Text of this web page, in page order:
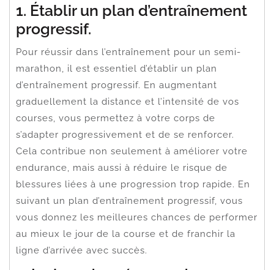
1. Établir un plan d’entraînement
progressif.
Pour réussir dans l’entraînement pour un semi-
marathon, il est essentiel d’établir un plan
d’entraînement progressif. En augmentant
graduellement la distance et l’intensité de vos
courses, vous permettez à votre corps de
s’adapter progressivement et de se renforcer.
Cela contribue non seulement à améliorer votre
endurance, mais aussi à réduire le risque de
blessures liées à une progression trop rapide. En
suivant un plan d’entraînement progressif, vous
vous donnez les meilleures chances de performer
au mieux le jour de la course et de franchir la
ligne d’arrivée avec succès.